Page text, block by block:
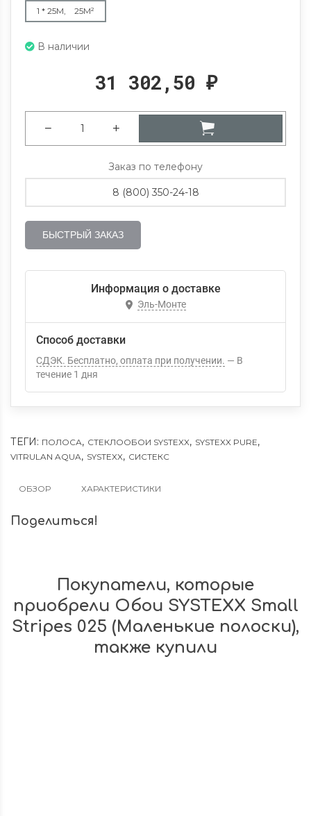
1 * 25М, 25М²
В наличии
31 302,50 ₽
Заказ по телефону
8 (800) 350-24-18
БЫСТРЫЙ ЗАКАЗ
Информация о доставке
Эль-Монте
Способ доставки
СДЭК. Бесплатно, оплата при получении.
В
течение 1 дня
ТЕГИ: ПОЛОСА, СТЕКЛООБОИ SYSTEXX, SYSTEXX PURE,
VITRULAN AQUA, SYSTEXX, СИСТЕКС
ОБЗОР ХАРАКТЕРИСТИКИ
Поделиться!
Покупатели, которые
приобрели Обои SYSTEXX Small
Stripes 025 (Маленькие полоски),
также купили